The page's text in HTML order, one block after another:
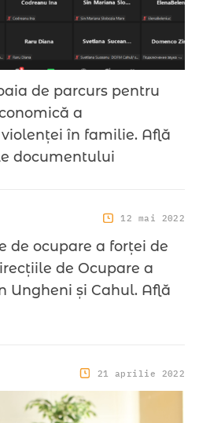
de parcurs pentru
a
în familie. Află
documentului
12 mai 2022
de ocupare a forței de
de Ocupare a
Ungheni și Cahul. Află
21 aprilie 2022